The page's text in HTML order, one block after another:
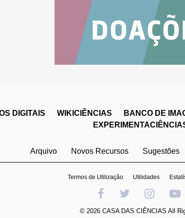
DIGITAIS WIKICIÊNCIAS BANCO DE
Arquivo Novos Recursos Sugestões
Termos de Utilização Utilidades
© 2026 CASA DAS CIÊNCIAS All